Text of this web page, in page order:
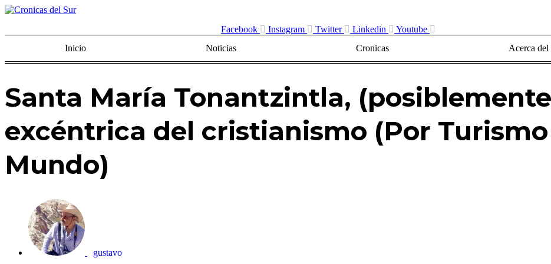
Facebook Instagram Twitter Linkedin
Youtube
Inicio
Noticias Cronicas Acerca
Santa María Tonantzintla,
excéntrica del cristianismo (Por
Mundo)
gustavo